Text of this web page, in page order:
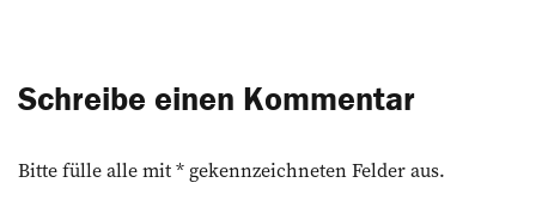
Schreibe einen Kommentar
Bitte fülle alle mit * gekennzeichneten Felder aus.